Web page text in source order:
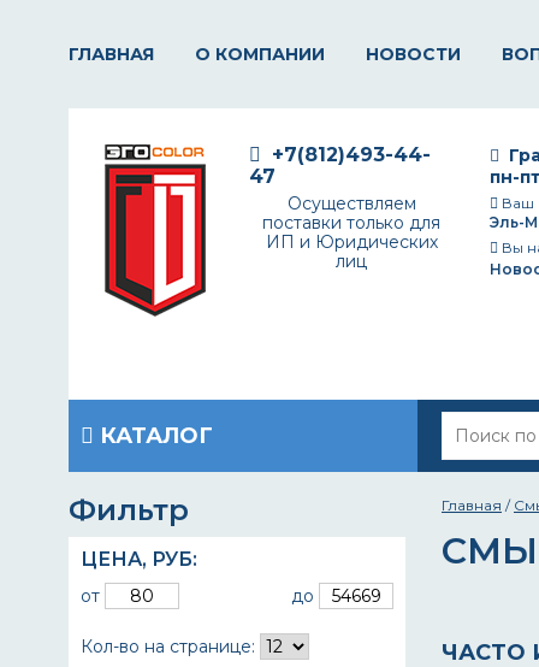
ГЛАВНАЯ О КОМПАНИИ НОВОСТИ
пн-
Ваш
Эль-
Вы
+7(812)493-44-
47
Осуществляем
поставки только для
ИП и Юридических
лиц
КАТАЛОГ
Фильтр
ЦЕНА, РУБ:
от до
Кол-во на странице:
Главная /
ЧАСТО